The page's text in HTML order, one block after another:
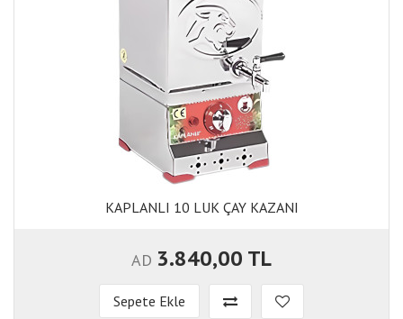
KAPLANLI 10 LUK ÇAY KAZANI
AD 3.840,00 TL
KAPLANLI 10 LUK ÇAY KAZANI
Sepete Ekle